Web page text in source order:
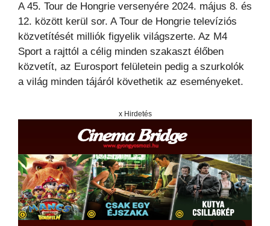
A 45. Tour de Hongrie versenyére 2024. május 8. és
12. között kerül sor. A Tour de Hongrie televíziós
közvetítését milliók figyelik világszerte. Az M4
Sport a rajttól a célig minden szakaszt élőben
közvetít, az Eurosport felületein pedig a szurkolók
a világ minden tájáról követhetik az eseményeket.
x Hirdetés